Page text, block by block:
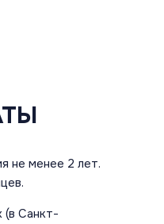
не менее 2 лет.
(в Санкт-